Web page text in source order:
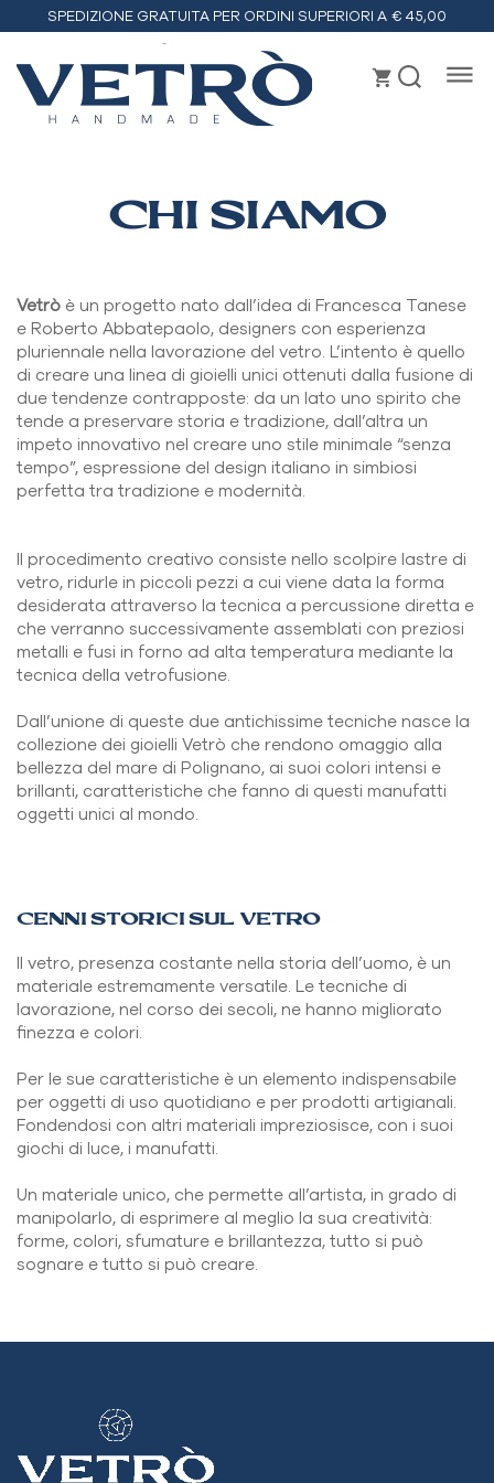
SPEDIZIONE GRATUITA PER ORDINI SUPERIORI A € 45,00
CHI SIAMO
Vetrò è un progetto nato dall’idea di Francesca Tanese
e Roberto Abbatepaolo, designers con esperienza
pluriennale nella lavorazione del vetro. L’intento è quello
di creare una linea di gioielli unici ottenuti dalla fusione di
due tendenze contrapposte: da un lato uno spirito che
tende a preservare storia e tradizione, dall’altra un
impeto innovativo nel creare uno stile minimale “senza
tempo”, espressione del design italiano in simbiosi
perfetta tra tradizione e modernità.
Il procedimento creativo consiste nello scolpire lastre di
vetro, ridurle in piccoli pezzi a cui viene data la forma
desiderata attraverso la tecnica a percussione diretta e
che verranno successivamente assemblati con preziosi
metalli e fusi in forno ad alta temperatura mediante la
tecnica della vetrofusione.
Dall’unione di queste due antichissime tecniche nasce la
collezione dei gioielli Vetrò che rendono omaggio alla
bellezza del mare di Polignano, ai suoi colori intensi e
brillanti, caratteristiche che fanno di questi manufatti
oggetti unici al mondo.
CENNI STORICI SUL VETRO
Il vetro, presenza costante nella storia dell’uomo, è un
materiale estremamente versatile. Le tecniche di
lavorazione, nel corso dei secoli, ne hanno migliorato
finezza e colori.
Per le sue caratteristiche è un elemento indispensabile
per oggetti di uso quotidiano e per prodotti artigianali.
Fondendosi con altri materiali impreziosisce, con i suoi
giochi di luce, i manufatti.
Un materiale unico, che permette all’artista, in grado di
manipolarlo, di esprimere al meglio la sua creatività:
forme, colori, sfumature e brillantezza, tutto si può
sognare e tutto si può creare.